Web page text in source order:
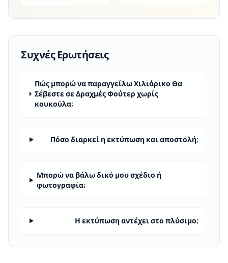
Συχνές Ερωτήσεις
Πώς μπορώ να παραγγείλω Χιλιάρικο Θα
Σέβεστε σε Δραχμές Φούτερ χωρίς
κουκούλα;
Πόσο διαρκεί η εκτύπωση και αποστολή;
Μπορώ να βάλω δικό μου σχέδιο ή
φωτογραφία;
Η εκτύπωση αντέχει στο πλύσιμο;